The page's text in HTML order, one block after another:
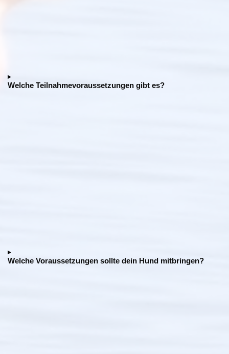
Welche Teilnahmevoraussetzungen gibt es?
Welche Voraussetzungen sollte dein Hund mitbringen?